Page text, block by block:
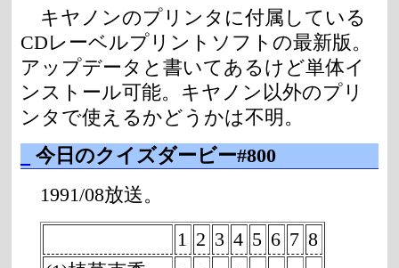
キヤノンのプリンタに付属している
CDレーベルプリントソフトの最新版。
アップデータと書いてあるけど単体イ
ンストール可能。キヤノン以外のプリ
ンタで使えるかどうかは不明。
今日のクイズダービー#800
1991/08放送。
1 2 3 4 5 6 7 8